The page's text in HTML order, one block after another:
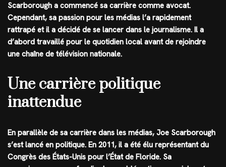
Scarborough a commencé sa carrière comme avocat.
Cependant, sa passion pour les médias l’a rapidement
rattrapé et il a décidé de se lancer dans le journalisme. Il a
d’abord travaillé pour le quotidien local avant de rejoindre
une chaîne de télévision nationale.
Une carrière politique
inattendue
En parallèle de sa carrière dans les médias, Joe Scarborough
s’est lancé en politique. En 2011, il a été élu représentant du
Congrès des États-Unis pour l’État de Floride. Sa